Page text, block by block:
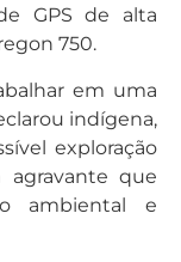
GPS de alta
750.
em uma
indígena,
exploração
que
ambiental e